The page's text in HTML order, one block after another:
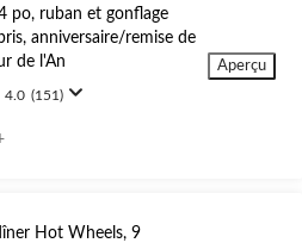
po, ruban et gonflage
anniversaire/remise de
de l'An
4.0 (151)
Aperçu
Hot Wheels, 9